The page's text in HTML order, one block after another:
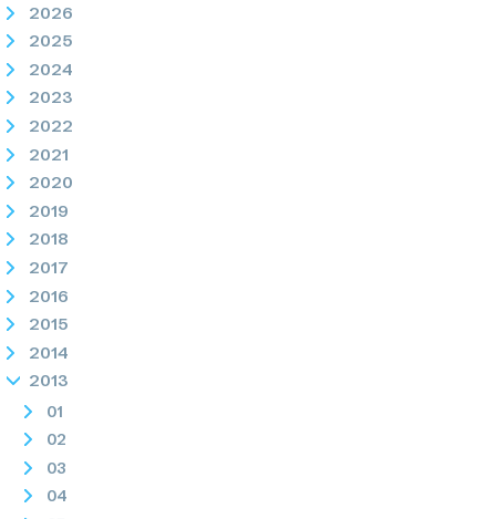
2026
2025
2024
2023
2022
2021
2020
2019
2018
2017
2016
2015
2014
2013
01
02
03
04